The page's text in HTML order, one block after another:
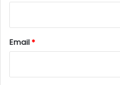
*
Email*